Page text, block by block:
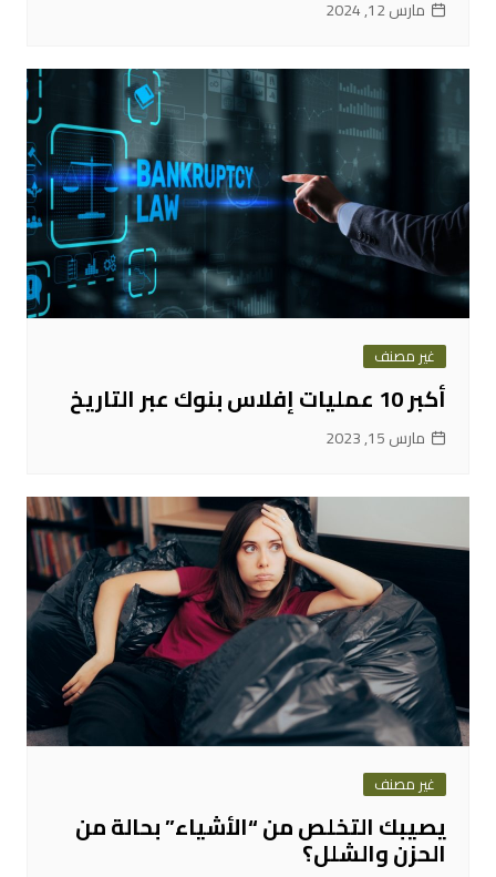
مارس 12, 2024
غير مصنف
أكبر 10 عمليات إفلاس بنوك عبر التاريخ
مارس 15, 2023
غير مصنف
يصيبك التخلص من “الأشياء” بحالة من
الحزن والشلل؟